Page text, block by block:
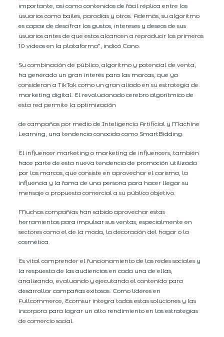
importante, así como contenidos de fácil réplica entre los
usuarios como bailes, parodias y otros. Además, su algoritmo
es capaz de descifrar los gustos, intereses y deseos de sus
usuarios antes de que estos alcancen a reproducir los primeros
10 videos en la plataforma”, indicó Cano.
Su combinación de público, algoritmo y potencial de venta,
ha generado un gran interés para las marcas, que ya
consideran a TikTok como un gran aliado en su estrategia de
marketing digital. El revolucionado cerebro algorítmico de
esta red permite la optimización
de campañas por medio de Inteligencia Artificial y Machine
Learning, una tendencia conocida como SmartBidding.
El influencer marketing o marketing de influencers, también
hace parte de esta nueva tendencia de promoción utilizada
por las marcas, que consiste en aprovechar el carisma, la
influencia y la fama de una persona para hacer llegar su
mensaje o propuesta comercial a su público objetivo.
Muchas compañías han sabido aprovechar estas
herramientas para impulsar sus ventas, especialmente en
sectores como el de la moda, la decoración del hogar o la
cosmética.
Es vital comprender el funcionamiento de las redes sociales y
la respuesta de las audiencias en cada una de ellas,
analizando, evaluando y ejecutando el contenido para
desarrollar campañas exitosas. Como líderes en
Fullcommerce, Ecomsur integra todas estas soluciones y las
incorpora para lograr un alto rendimiento en las estrategias
de comercio social.